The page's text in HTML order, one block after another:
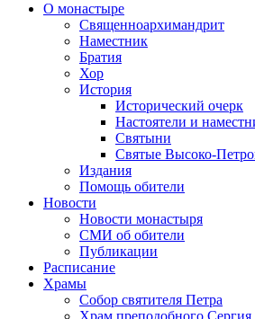
О монастыре
Священноархимандрит
Наместник
Братия
Хор
История
Исторический очерк
Настоятели и
Святыни
Святые Высоко-
Издания
Помощь обители
Новости
Новости монастыря
СМИ об обители
Публикации
Расписание
Храмы
Собор святителя Петра
Храм преподобного Сергия